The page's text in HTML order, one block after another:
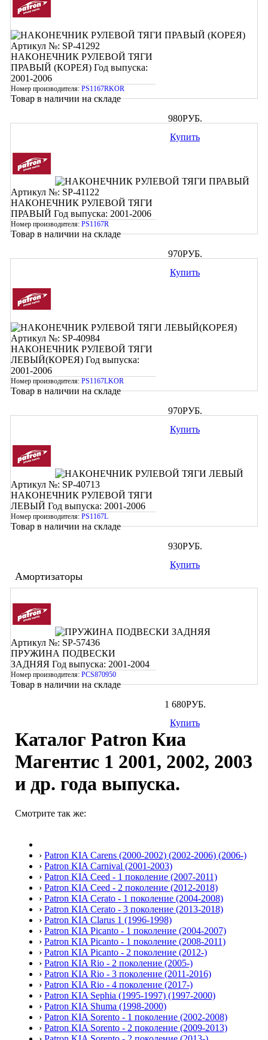
Артикул №: SP-41292
НАКОНЕЧНИК РУЛЕВОЙ ТЯГИ
ПРАВЫЙ (КОРЕЯ) Год выпуска:
2001-2006
Номер производителя: PS1167RKOR
Товар в наличии на складе
980РУБ.
Купить
Артикул №: SP-41122
НАКОНЕЧНИК РУЛЕВОЙ ТЯГИ
ПРАВЫЙ Год выпуска: 2001-2006
Номер производителя: PS1167R
Товар в наличии на складе
970РУБ.
Купить
Артикул №: SP-40984
НАКОНЕЧНИК РУЛЕВОЙ ТЯГИ
ЛЕВЫЙ(КОРЕЯ) Год выпуска:
2001-2006
Номер производителя: PS1167LKOR
Товар в наличии на складе
970РУБ.
Купить
Артикул №: SP-40713
НАКОНЕЧНИК РУЛЕВОЙ ТЯГИ
ЛЕВЫЙ Год выпуска: 2001-2006
Номер производителя: PS1167L
Товар в наличии на складе
930РУБ.
Купить
Амортизаторы
Артикул №: SP-57436
ПРУЖИНА ПОДВЕСКИ
ЗАДНЯЯ Год выпуска: 2001-2004
Номер производителя: PCS870950
Товар в наличии на складе
1 680РУБ.
Купить
Каталог Patron Киа
Магентис 1 2001, 2002, 2003
и др. года выпуска.
Смотрите так же:
› Patron KIA Carens (2000-2002) (2002-2006) (2006-)
› Patron KIA Carnival (2001-2003)
› Patron KIA Ceed - 1 поколение (2007-2011)
› Patron KIA Ceed - 2 поколение (2012-2018)
› Patron KIA Cerato - 1 поколение (2004-2008)
› Patron KIA Cerato - 3 поколение (2013-2018)
› Patron KIA Clarus 1 (1996-1998)
› Patron KIA Picanto - 1 поколение (2004-2007)
› Patron KIA Picanto - 1 поколение (2008-2011)
› Patron KIA Picanto - 2 поколение (2012-)
› Patron KIA Rio - 2 поколение (2005-)
› Patron KIA Rio - 3 поколение (2011-2016)
› Patron KIA Rio - 4 поколение (2017-)
› Patron KIA Sephia (1995-1997) (1997-2000)
› Patron KIA Shuma (1998-2000)
› Patron KIA Sorento - 1 поколение (2002-2008)
› Patron KIA Sorento - 2 поколение (2009-2013)